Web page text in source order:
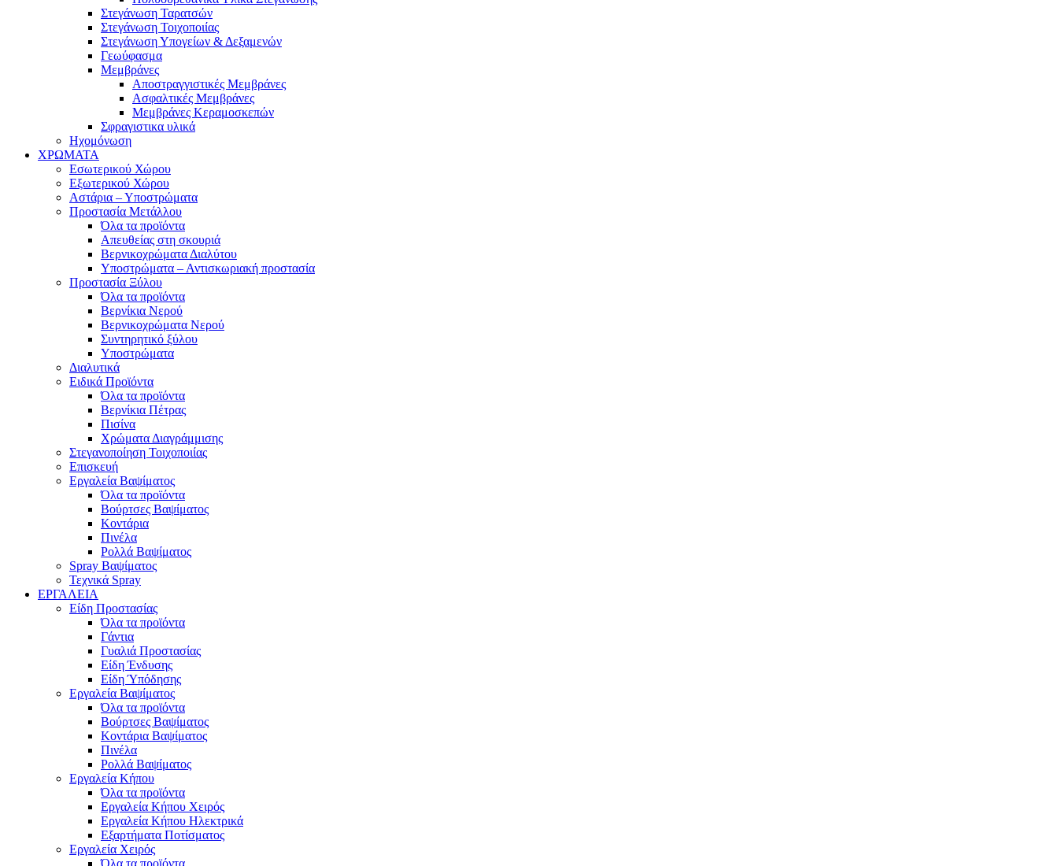
Στεγάνωση Ταρατσών
Στεγάνωση Τοιχοποιίας
Στεγάνωση Υπογείων & Δεξαμενών
Γεωύφασμα
Μεμβράνες
Αποστραγγιστικές Μεμβράνες
Ασφαλτικές Μεμβράνες
Μεμβράνες Κεραμοσκεπών
Σφραγιστικα υλικά
Ηχομόνωση
ΧΡΩΜΑΤΑ
Εσωτερικού Χώρου
Εξωτερικού Χώρου
Αστάρια – Υποστρώματα
Προστασία Μετάλλου
Όλα τα προϊόντα
Απευθείας στη σκουριά
Βερνικοχρώματα Διαλύτου
Υποστρώματα – Αντισκωριακή προστασία
Προστασία Ξύλου
Όλα τα προϊόντα
Βερνίκια Νερού
Βερνικοχρώματα Νερού
Συντηρητικό ξύλου
Υποστρώματα
Διαλυτικά
Ειδικά Προϊόντα
Όλα τα προϊόντα
Βερνίκια Πέτρας
Πισίνα
Χρώματα Διαγράμμισης
Στεγανοποίηση Τοιχοποιίας
Επισκευή
Εργαλεία Βαψίματος
Όλα τα προϊόντα
Βούρτσες Βαψίματος
Κοντάρια
Πινέλα
Ρολλά Βαψίματος
Spray Βαψίματος
Τεχνικά Spray
ΕΡΓΑΛΕΙΑ
Είδη Προστασίας
Όλα τα προϊόντα
Γάντια
Γυαλιά Προστασίας
Είδη Ένδυσης
Είδη Ύπόδησης
Εργαλεία Βαψίματος
Όλα τα προϊόντα
Βούρτσες Βαψίματος
Κοντάρια Βαψίματος
Πινέλα
Ρολλά Βαψίματος
Εργαλεία Κήπου
Όλα τα προϊόντα
Εργαλεία Κήπου Χειρός
Εργαλεία Κήπου Ηλεκτρικά
Εξαρτήματα Ποτίσματος
Εργαλεία Χειρός
Όλα τα προϊόντα